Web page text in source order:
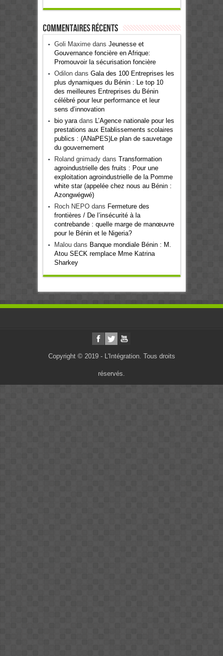
Commentaires récents
Goli Maximedans Jeunesse et
Gouvernance foncière en Afrique:
Promouvoir la sécurisation foncière
Odilondans Gala des 100 Entreprises les
plus dynamiques du Bénin : Le top 10
des meilleures Entreprises du Bénin
célébré pour leur performance et leur
sens d’innovation
bio yaradans L’Agence nationale pour les
prestations aux Etablissements scolaires
publics : (ANaPES)Le plan de sauvetage
du gouvernement
Roland gnimadydans Transformation
agroindustrielle des fruits : Pour une
exploitation agroindustrielle de la Pomme
white star (appelée chez nous au Bénin :
Azongwégwé)
Roch NEPOdans Fermeture des
frontières / De l’insécurité à la
contrebande : quelle marge de manœuvre
pour le Bénin et le Nigeria?
Maloudans Banque mondiale Bénin : M.
Atou SECK remplace Mme Katrina
Sharkey
Copyright © 2019 - L'Intégration. Tous droits
réservés.